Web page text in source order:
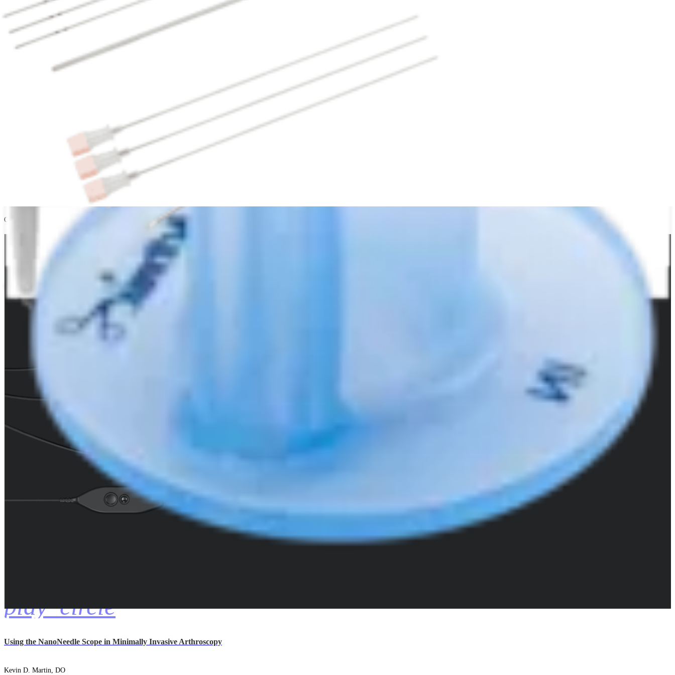
Operative NanoNeedle Scope Surgery Using Local Anesthesia
Operationsanleitungen | English | 05/02/2022 | LI1-000125-en-US B
play_circle
Using the NanoNeedle Scope in Minimally Invasive Arthroscopy
Kevin D. Martin, DO